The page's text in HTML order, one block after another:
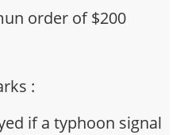
order of $200
:
if a typhoon signal